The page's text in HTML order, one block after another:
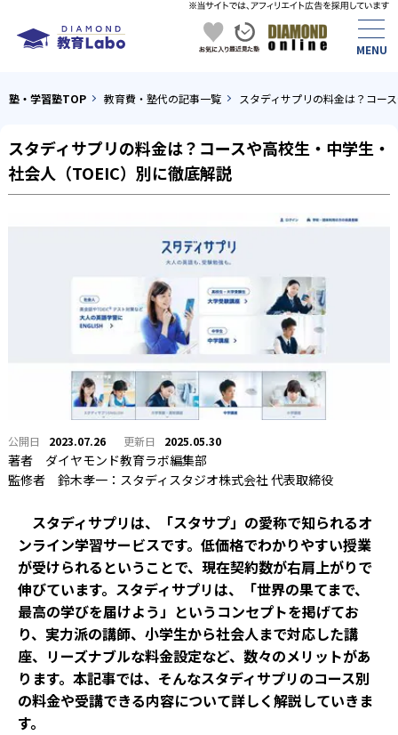
塾・学習塾TOP 教育費・塾代の記事一覧 スタディサプリの料金は？コー
スタディサプリの料金は？コースや高校生・中学生・
社会人（TOEIC）別に徹底解説
2023.07.26 2025.05.30
著者 ダイヤモンド教育ラボ編集部
監修者 鈴木孝一：スタディスタジオ株式会社 代表取締役
スタディサプリは、「スタサプ」の愛称で知られるオ
ンライン学習サービスです。低価格でわかりやすい授業
が受けられるということで、現在契約数が右肩上がりで
伸びています。スタディサプリは、「世界の果てまで、
最高の学びを届けよう」というコンセプトを掲げてお
り、実力派の講師、小学生から社会人まで対応した講
座、リーズナブルな料金設定など、数々のメリットがあ
ります。本記事では、そんなスタディサプリのコース別
の料金や受講できる内容について詳しく解説していきま
す。